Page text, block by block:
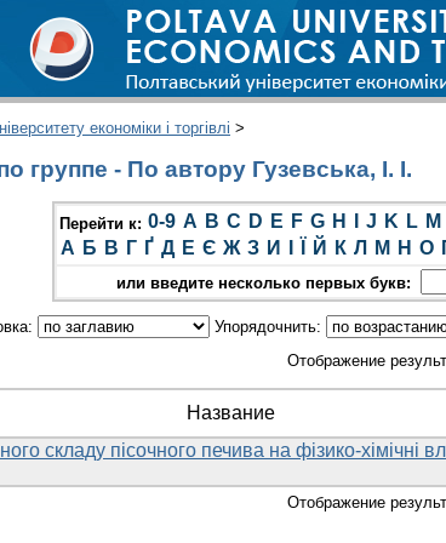
економіки і торгівлі >
группе - По автору Гузевська, І. І.
Перейти к: 0-9 A B C D E F G H J K L M
А Б В Г Ґ Д Е Є Ж З И Й К Л М Н О
или введите несколько первых букв:
Упорядочнить:
Отображение
Название
складу пісочного печива на фізико-хімічні
Отображение